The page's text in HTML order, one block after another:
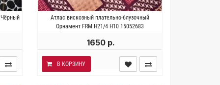
Чёрный
148
Атлас вискозный плательно-блузочный
Орнамент FRM H21/4 H10 15052683
Италия . Состав 95% вискоза 5%
эластан. Плотность ~ 150 гр/м2.
1650 р.
В КОРЗИНУ